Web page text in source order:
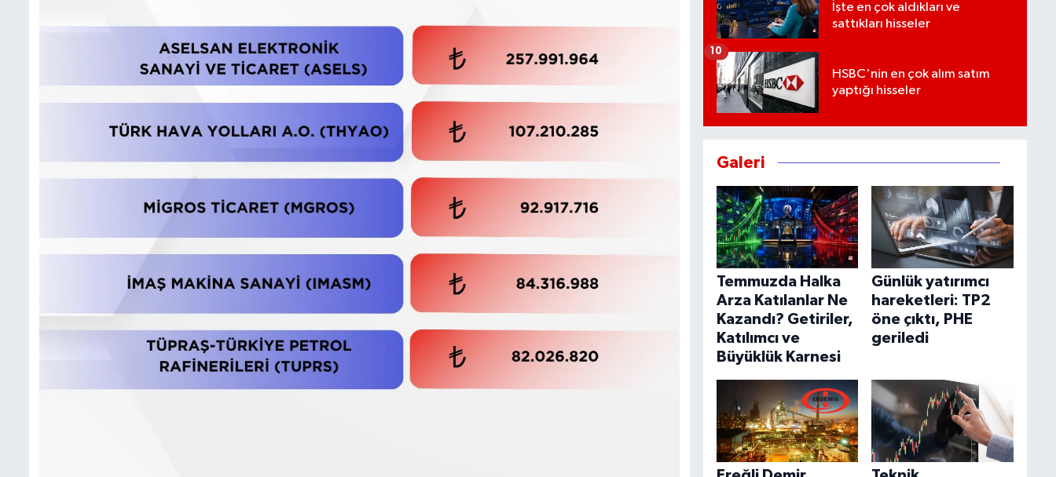
İşte en çok aldıkları ve
sattıkları hisseler
HSBC'nin en çok alım satım
yaptığı hisseler
10
Galeri
Temmuzda Halka
Arza Katılanlar Ne
Kazandı? Getiriler,
Katılımcı ve
Büyüklük Karnesi
Günlük yatırımcı
hareketleri: TP2
öne çıktı, PHE
geriledi